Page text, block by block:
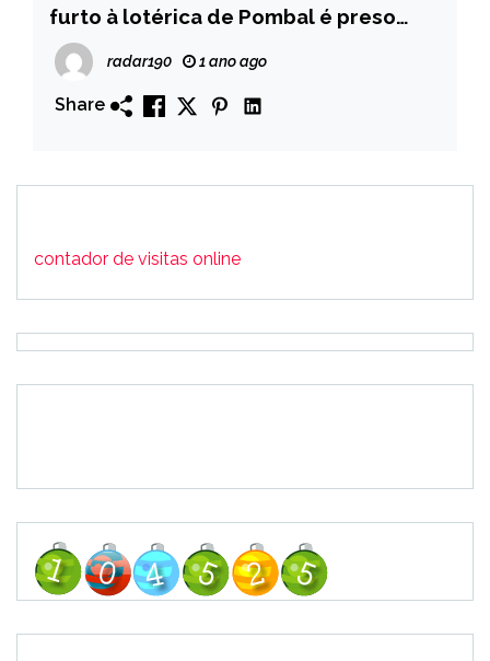
furto à lotérica de Pombal é preso
pela Polícia Civil; dois tiveram prisão
preventiva decretada
radar190 1 ano ago
Share
contador de visitas online